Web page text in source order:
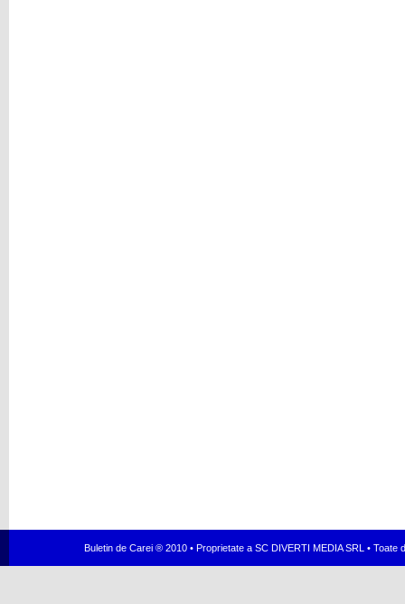
Buletin de Carei ® 2010 • Proprietate a SC DIVERTI MEDIA SRL •